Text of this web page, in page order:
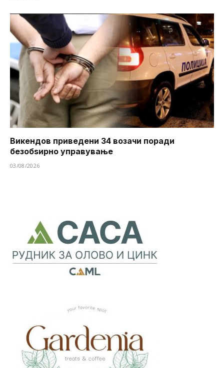
Викендов приведени 34 возачи поради
безобѕирно управување
03/08/2026